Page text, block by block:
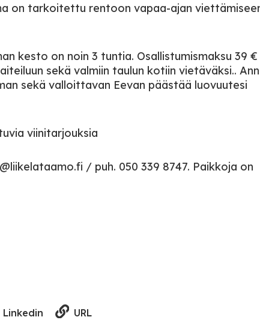
on tarkoitettu rentoon vapaa-ajan
kesto on noin 3 tuntia. Osallistumismaksu 39 €
sekä valmiin taulun kotiin vietäväksi..
sekä valloittavan Eevan päästää luovuutesi
viinitarjouksia
/ puh. 050 339 8747. Paikkoja on
Linkedin URL